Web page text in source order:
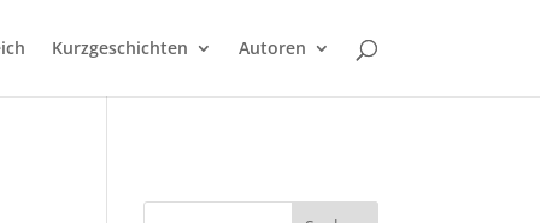
Kurzgeschichten Autoren